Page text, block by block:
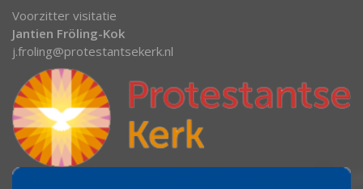
Voorzitter visitatie
Jantien Fröling-Kok
j.froling@protestantsekerk.nl